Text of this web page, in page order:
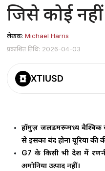
जिसे कोई
लेखक:Michael Harris
प्रकाशित तिथि: 2026-04-03
XTIUSD
हॉर्मुज़ जलडमरूमध्य वैश्विक
से इसका बंद होना यूरिया
G7 के किसी भी देश में
अमोनिया उत्पाद नहीं।